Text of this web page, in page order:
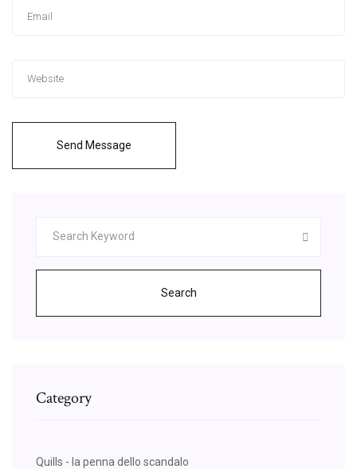
Send Message
Search
Category
Quills - la penna dello scandalo